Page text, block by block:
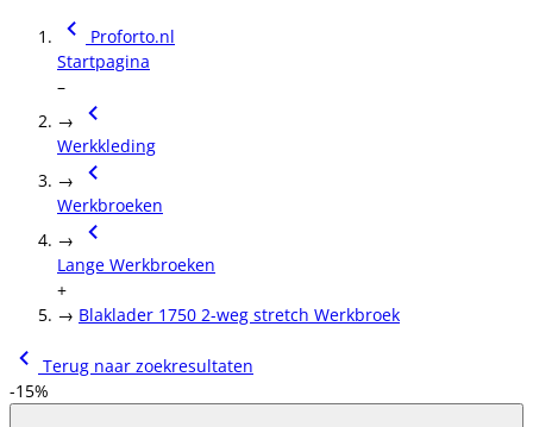
Proforto.nl
Startpagina
–
→
Werkkleding
→
Werkbroeken
→
Lange Werkbroeken
+
→ Blaklader 1750 2-weg stretch Werkbroek
Terug naar zoekresultaten
-15%